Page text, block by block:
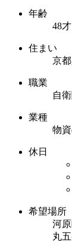
年齢
48才
住まい
京
職業
自
業種
物
休日
希望場所
河
丸